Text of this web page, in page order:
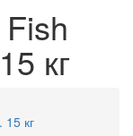
кг
кг